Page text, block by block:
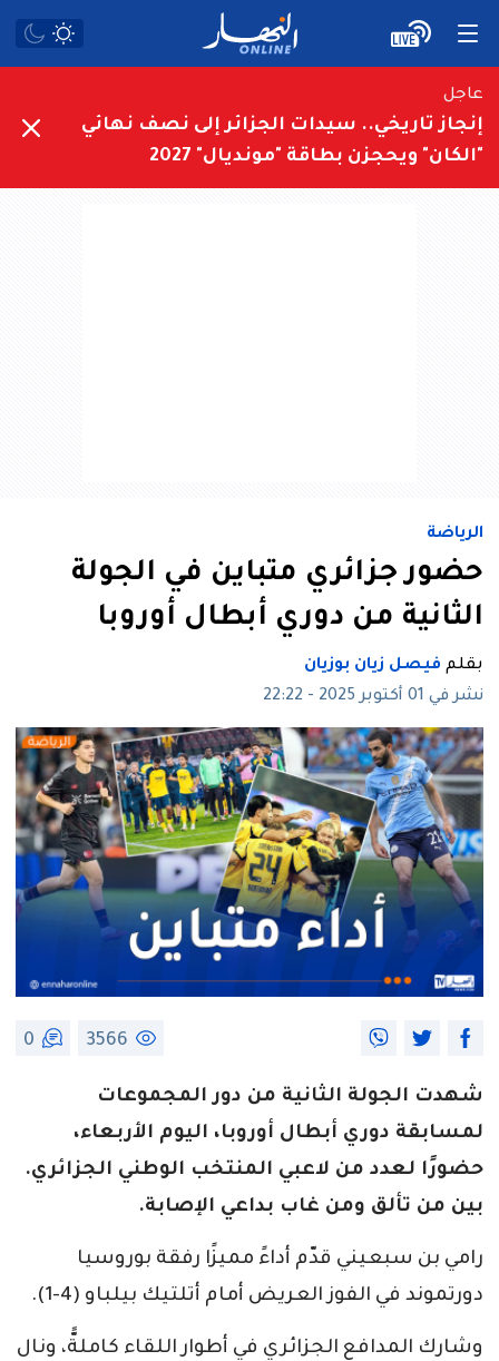
عاجل
إنجاز تاريخي.. سيدات الجزائر إلى نصف نهائي
"الكان" ويحجزن بطاقة "مونديال" 2027
الرياضة
حضور جزائري متباين في الجولة
الثانية من دوري أبطال أوروبا
بقلم فيصل زيان بوزيان
نشر في 01 أكتوبر 2025 - 22:22
3566
0
شهدت الجولة الثانية من دور المجموعات
لمسابقة دوري أبطال أوروبا، اليوم الأربعاء،
حضورًا لعدد من لاعبي المنتخب الوطني الجزائري.
بين من تألق ومن غاب بداعي الإصابة.
رامي بن سبعيني قدّم أداءً مميزًا رفقة بوروسيا
دورتموند في الفوز العريض أمام أتلتيك بيلباو (4-1).
وشارك المدافع الجزائري في أطوار اللقاء كاملةًّ، ونال